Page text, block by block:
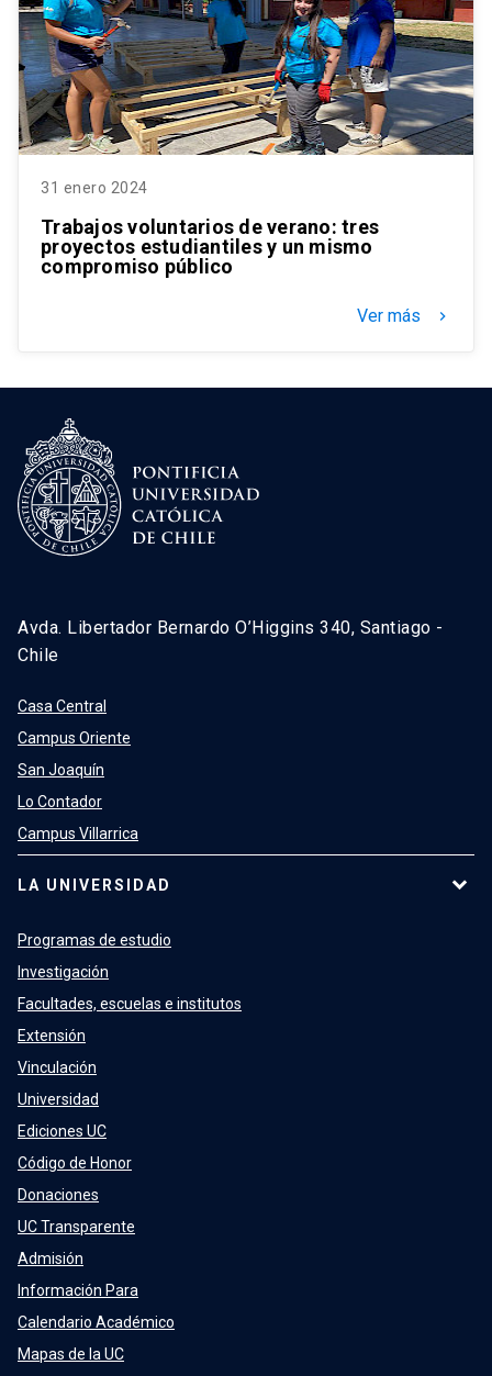
31 enero 2024
Trabajos voluntarios de verano: tres
proyectos estudiantiles y un mismo
compromiso público
Ver más keyboard_arrow_right
Avda. Libertador Bernardo O’Higgins 340, Santiago -
Chile
Casa Central
Campus Oriente
San Joaquín
Lo Contador
Campus Villarrica
LA UNIVERSIDAD
Programas de estudio
Investigación
Facultades, escuelas e institutos
Extensión
Vinculación
Universidad
Ediciones UC
Código de Honor
Donaciones
UC Transparente
Admisión
Información Para
Calendario Académico
Mapas de la UC